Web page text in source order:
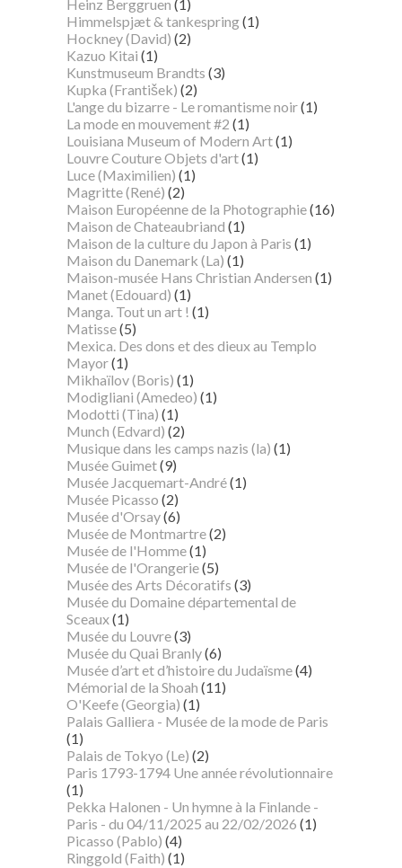
Heinz Berggruen (1)
Himmelspjæt & tankespring(1)
Hockney (David) (2)
Kazuo Kitai (1)
Kunstmuseum Brandts (3)
Kupka (František) (2)
L'ange du bizarre - Le romantisme noir(1)
La mode en mouvement #2 (1)
Louisiana Museum of Modern Art(1)
Louvre Couture Objets d'art(1)
Luce (Maximilien) (1)
Magritte (René) (2)
Maison Européenne de la Photographie(16)
Maison de Chateaubriand (1)
Maison de la culture du Japon à Paris (1)
Maison du Danemark (La) (1)
Maison-musée Hans Christian Andersen (1)
Manet (Edouard) (1)
Manga. Tout un art ! (1)
Matisse(5)
Mexica. Des dons et des dieux au Templo
Mayor(1)
Mikhaïlov (Boris) (1)
Modigliani (Amedeo) (1)
Modotti (Tina) (1)
Munch (Edvard) (2)
Musique dans les camps nazis (la) (1)
Musée Guimet(9)
Musée Jacquemart-André(1)
Musée Picasso (2)
Musée d'Orsay(6)
Musée de Montmartre(2)
Musée de l'Homme(1)
Musée de l'Orangerie(5)
Musée des Arts Décoratifs (3)
Musée du Domaine départemental de
Sceaux(1)
Musée du Louvre(3)
Musée du Quai Branly(6)
Musée d’art et d’histoire du Judaïsme(4)
Mémorial de la Shoah (11)
O'Keefe (Georgia) (1)
Palais Galliera - Musée de la mode de Paris
(1)
Palais de Tokyo (Le) (2)
Paris 1793-1794 Une année révolutionnaire
(1)
Pekka Halonen - Un hymne à la Finlande -
Paris - du 04/11/2025 au 22/02/2026 (1)
Picasso (Pablo) (4)
Ringgold (Faith) (1)